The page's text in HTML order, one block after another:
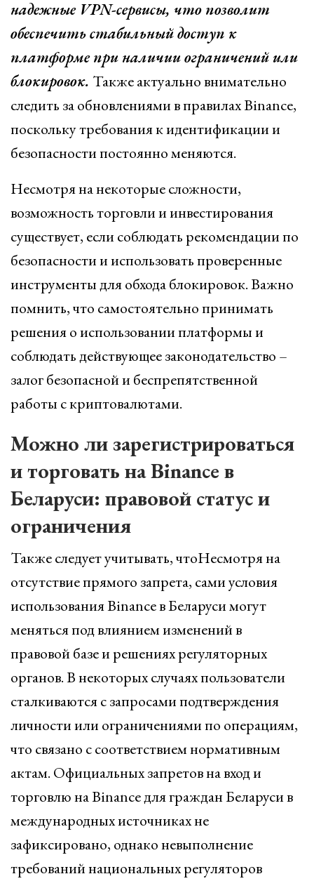
надежные VPN-сервисы, что позволит
обеспечить стабильный доступ к
платформе при наличии ограничений или
блокировок. Также актуально внимательно
следить за обновлениями в правилах Binance,
поскольку требования к идентификации и
безопасности постоянно меняются.
Несмотря на некоторые сложности,
возможность торговли и инвестирования
существует, если соблюдать рекомендации по
безопасности и использовать проверенные
инструменты для обхода блокировок. Важно
помнить, что самостоятельно принимать
решения о использовании платформы и
соблюдать действующее законодательство –
залог безопасной и беспрепятственной
работы с криптовалютами.
Можно ли зарегистрироваться
и торговать на Binance в
Беларуси: правовой статус и
ограничения
Также следует учитывать, чтоНесмотря на
отсутствие прямого запрета, сами условия
использования Binance в Беларуси могут
меняться под влиянием изменений в
правовой базе и решениях регуляторных
органов. В некоторых случаях пользователи
сталкиваются с запросами подтверждения
личности или ограничениями по операциям,
что связано с соответствием нормативным
актам. Официальных запретов на вход и
торговлю на Binance для граждан Беларуси в
международных источниках не
зафиксировано, однако невыполнение
требований национальных регуляторов